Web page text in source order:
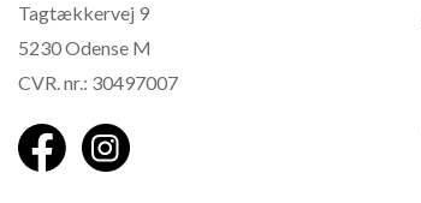
Tagtækkervej 9
5230 Odense M
CVR. nr.: 30497007